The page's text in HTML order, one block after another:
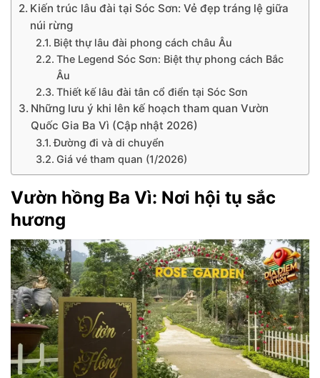
Kiến trúc lâu đài tại Sóc Sơn: Vẻ đẹp tráng lệ giữa
núi rừng
Biệt thự lâu đài phong cách châu Âu
The Legend Sóc Sơn: Biệt thự phong cách Bắc
Âu
Thiết kế lâu đài tân cổ điển tại Sóc Sơn
Những lưu ý khi lên kế hoạch tham quan Vườn
Quốc Gia Ba Vì (Cập nhật 2026)
Đường đi và di chuyển
Giá vé tham quan (1/2026)
Vườn hồng Ba Vì: Nơi hội tụ sắc
hương